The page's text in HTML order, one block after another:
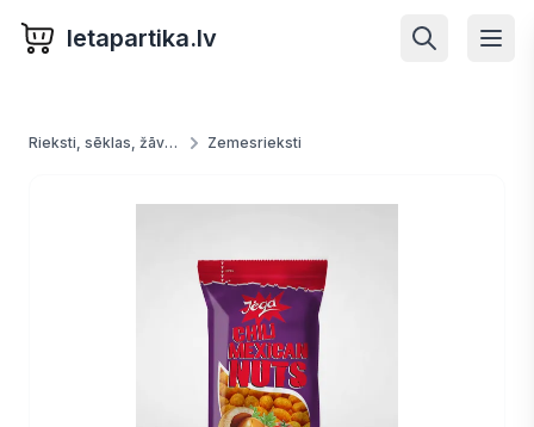
letapartika.lv
Rieksti, sēklas, žāvētas ogas, augļi un dārzeņi Zemesrieksti